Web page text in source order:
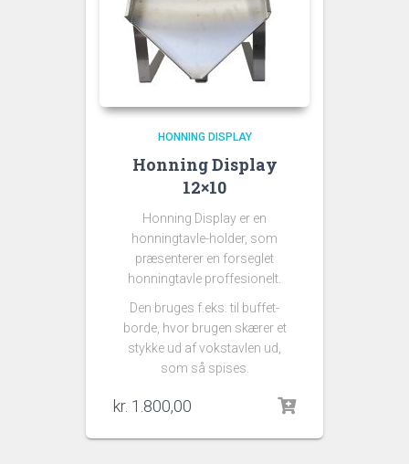
HONNING DISPLAY
Honning Display
12×10
Honning Display er en
honningtavle-holder, som
præsenterer en forseglet
honningtavle proffesionelt.
Den bruges f.eks. til buffet-
borde, hvor brugen skærer et
stykke ud af vokstavlen ud,
som så spises.
kr. 1.800,00